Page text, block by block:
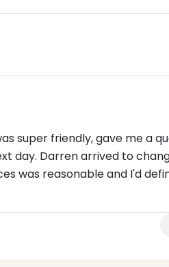
super friendly, gave me a
day. Darren arrived to
was reasonable and I'd